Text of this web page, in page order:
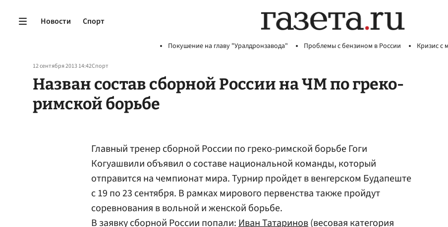
Новости Спорт
Покушение на главу "Уралдронзавода" Проблемы с бензином в России Кризис с
12 сентября 2013 14:42Спорт
Назван состав сборной России на ЧМ по греко-
римской борьбе
Главный тренер сборной России по греко-римской борьбе Гоги
Когуашвили объявил о составе национальной команды, который
отправится на чемпионат мира. Турнир пройдет в венгерском Будапеште
с 19 по 23 сентября. В рамках мирового первенства также пройдут
соревнования в вольной и женской борьбе.
В заявку сборной России попали:Иван Татаринов(весовая категория